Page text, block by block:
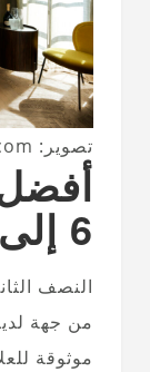
تصوير: telegraphenamt.com
6 إلى 10
النصف
من جهة
موثوقة